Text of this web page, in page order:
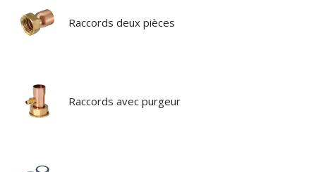
Raccords deux pièces
Raccords avec purgeur